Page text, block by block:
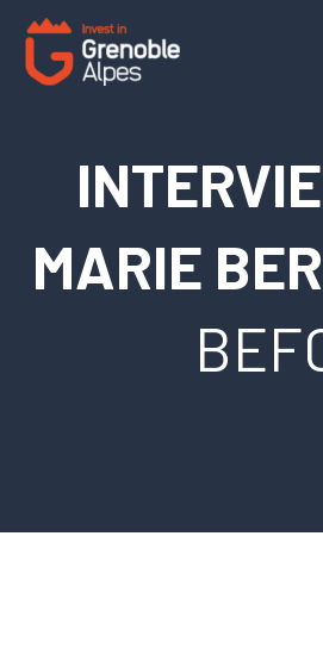
MARIE
Panneau de gestion des cookies